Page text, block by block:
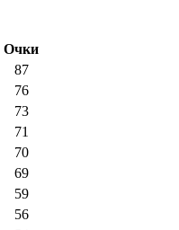
Очки
87
76
73
71
70
69
59
56